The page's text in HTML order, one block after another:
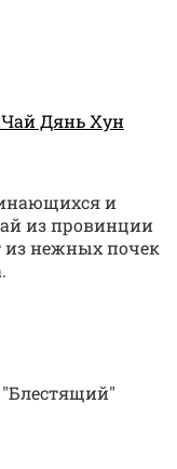
Чай Дянь Хун
и
из провинции
нежных почек